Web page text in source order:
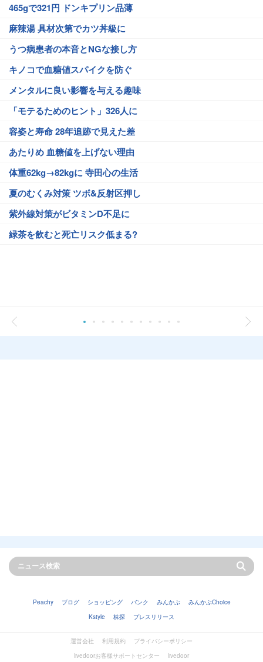
465gで321円 ドンキプリン品薄
麻辣湯 具材次第でカツ丼級に
うつ病患者の本音とNGな接し方
キノコで血糖値スパイクを防ぐ
メンタルに良い影響を与える趣味
「モテるためのヒント」326人に
容姿と寿命 28年追跡で見えた差
あたりめ 血糖値を上げない理由
体重62kg→82kgに 寺田心の生活
夏のむくみ対策 ツボ&反射区押し
紫外線対策がビタミンD不足に
緑茶を飲むと死亡リスク低まる?
Peachy ブログ ショッピング バンク みんかぶ
みんかぶChoice
Kstyle
株探 プレスリリース
運営会社 利用規約
プライバシーポリシー
livedoorお客様サポートセンター
livedoor